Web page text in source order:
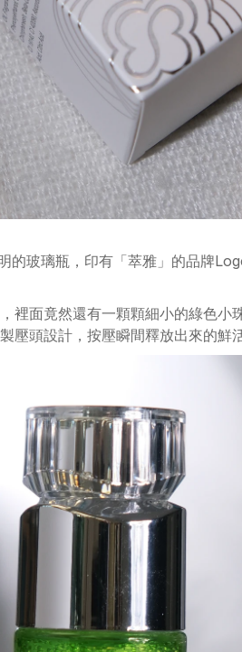
的玻璃瓶，印有「萃雅」的品牌
裡面竟然還有一顆顆細小的綠色
壓頭設計，按壓瞬間釋放出來的鮮